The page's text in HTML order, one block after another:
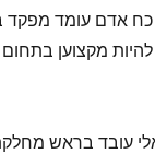
אדם עומד מפקד
מקצוען בתחום
עובד בראש